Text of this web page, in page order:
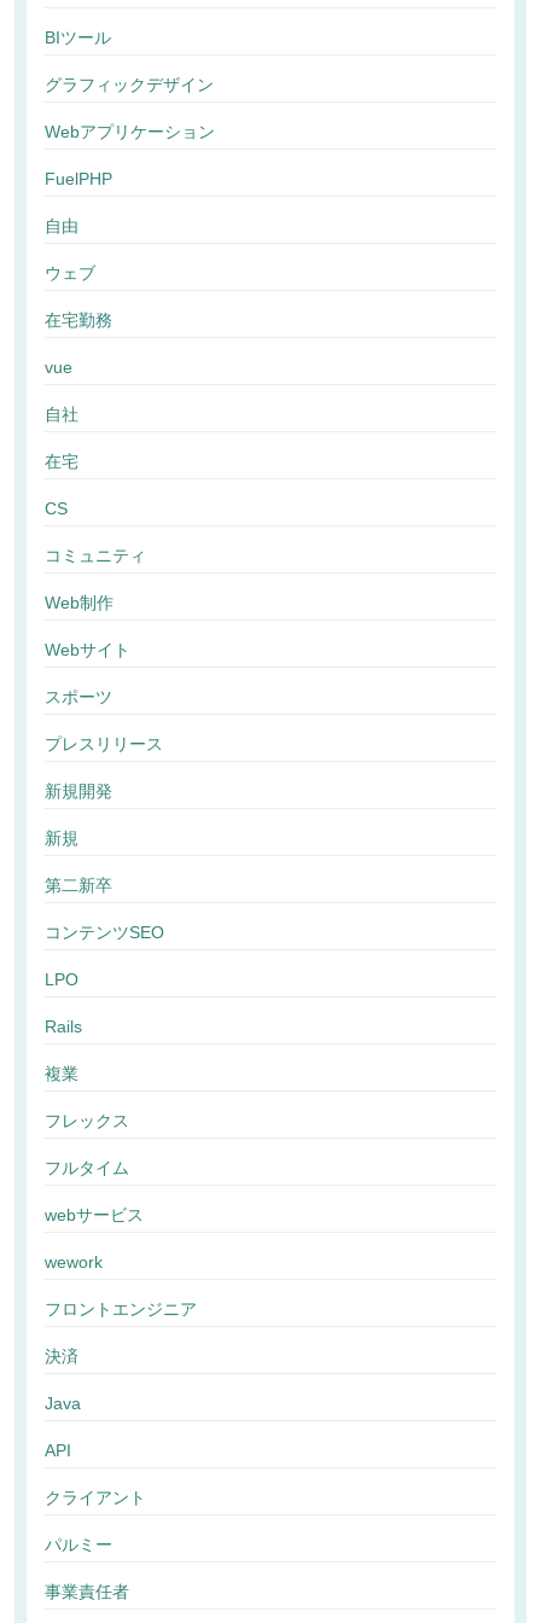
BIツール
グラフィックデザイン
Webアプリケーション
FuelPHP
自由
ウェブ
在宅勤務
vue
自社
在宅
CS
コミュニティ
Web制作
Webサイト
スポーツ
プレスリリース
新規開発
新規
第二新卒
コンテンツSEO
LPO
Rails
複業
フレックス
フルタイム
webサービス
wework
フロントエンジニア
決済
Java
API
クライアント
パルミー
事業責任者